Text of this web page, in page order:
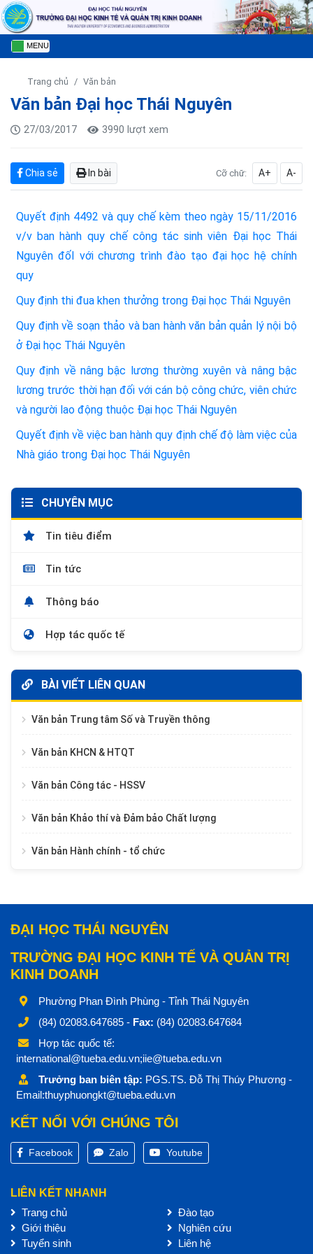
MENU
Trang chủ Văn bản
Văn bản Đại học Thái Nguyên
27/03/2017 3990 lượt xem
Chia sẻ In bài Cỡ chữ: A+ A-
Quyết định 4492 và quy chế kèm theo ngày 15/11/2016
v/v ban hành quy chế công tác sinh viên Đại học Thái
Nguyên đốI với chương trình đào tạo đại học hệ chính
quy
Quy định thi đua khen thưởng trong Đại học Thái Nguyên
Quy định về soạn thảo và ban hành văn bản quản lý nội bộ
ở Đại học Thái Nguyên
Quy định về nâng bậc lương thường xuyên và nâng bậc
lương trước thời hạn đối với cán bộ công chức, viên chức
và người lao động thuộc Đại học Thái Nguyên
Quyết định về việc ban hành quy định chế độ làm việc của
Nhà giáo trong Đại học Thái Nguyên
CHUYÊN MỤC
Tin tiêu điểm
Tin tức
Thông báo
Hợp tác quốc tế
BÀI VIẾT LIÊN QUAN
Văn bản Trung tâm Số và Truyền thông
Văn bản KHCN & HTQT
Văn bản Công tác - HSSV
Văn bản Khảo thí và Đảm bảo Chất lượng
Văn bản Hành chính - tổ chức
ĐẠI HỌC THÁI NGUYÊN
TRƯỜNG ĐẠI HỌC KINH TẾ VÀ QUẢN TRỊ
KINH DOANH
Phường Phan Đình Phùng - Tỉnh Thái Nguyên
(84) 02083.647685 - Fax: (84) 02083.647684
Hợp tác quốc tế:
international@tueba.edu.vn;iie@tueba.edu.vn
Trưởng ban biên tập: PGS.TS. Đỗ Thị Thúy Phương -
Email:thuyphuongkt@tueba.edu.vn
KẾT NỐI VỚI CHÚNG TÔI
Facebook Zalo Youtube
LIÊN KẾT NHANH
Trang chủ
Giới thiệu
Tuyển sinh
Đào tạo
Nghiên cứu
Liên hệ